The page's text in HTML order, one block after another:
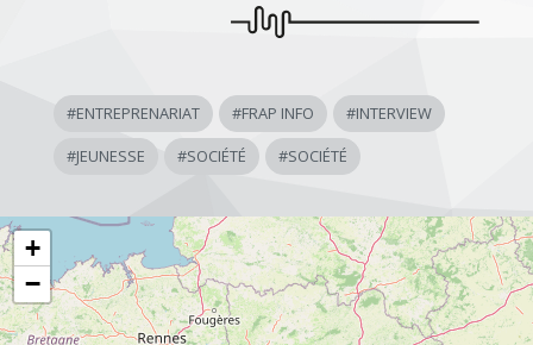
#ENTREPRENARIAT #FRAP INFO #INTERVIEW
#JEUNESSE #SOCIÉTÉ #SOCIÉTÉ
+
−